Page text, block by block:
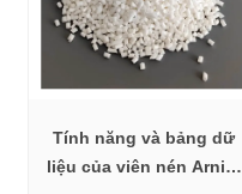
Tính năng và bảng dữ
liệu của viên nén Arnite